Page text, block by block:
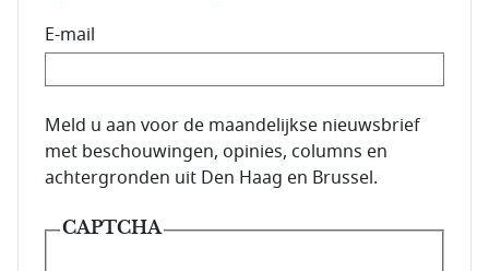
E-mail
E-mailadres van de abonnee.
Meld u aan voor de maandelijkse nieuwsbrief
met beschouwingen, opinies, columns en
achtergronden uit Den Haag en Brussel.
CAPTCHA